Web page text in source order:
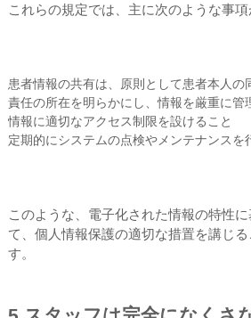
これらの規定では、主に次のような事項
患者情報の共有は、原則として患者本人の
責任の所在を明らかにし、情報を厳重に管
情報に適切なアクセス制限を設けること
定期的にシステムの点検やメンテナンスを
このような、電子化された情報の特性
て、個人情報保護の適切な措置を講じ
す。